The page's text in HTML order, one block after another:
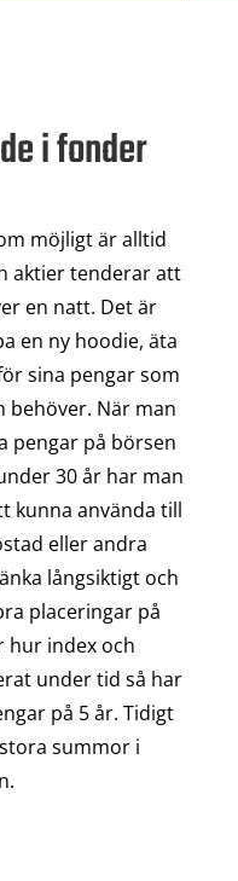
i fonder
möjligt är alltid
aktier tenderar att
en natt. Det är
en ny hoodie, äta
sina pengar som
behöver. När man
pengar på börsen
30 år har man
kunna använda till
eller andra
långsiktigt och
placeringar på
hur index och
under tid så har
på 5 år. Tidigt
summor i